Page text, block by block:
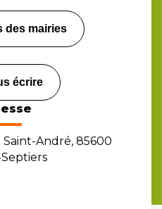
des mairies
écrire
Saint-André, 85600